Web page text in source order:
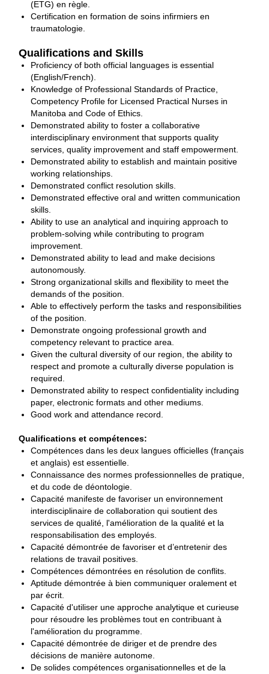
(ETG) en règle.
Certification en formation de soins infirmiers en
traumatologie.
Qualifications and Skills
Proficiency of both official languages is essential
(English/French).
Knowledge of Professional Standards of Practice,
Competency Profile for Licensed Practical Nurses in
Manitoba and Code of Ethics.
Demonstrated ability to foster a collaborative
interdisciplinary environment that supports quality
services, quality improvement and staff empowerment.
Demonstrated ability to establish and maintain positive
working relationships.
Demonstrated conflict resolution skills.
Demonstrated effective oral and written communication
skills.
Ability to use an analytical and inquiring approach to
problem‐solving while contributing to program
improvement.
Demonstrated ability to lead and make decisions
autonomously.
Strong organizational skills and flexibility to meet the
demands of the position.
Able to effectively perform the tasks and responsibilities
of the position.
Demonstrate ongoing professional growth and
competency relevant to practice area.
Given the cultural diversity of our region, the ability to
respect and promote a culturally diverse population is
required.
Demonstrated ability to respect confidentiality including
paper, electronic formats and other mediums.
Good work and attendance record.
Qualifications et compétences:
Compétences dans les deux langues officielles (français
et anglais) est essentielle.
Connaissance des normes professionnelles de pratique,
et du code de déontologie.
Capacité manifeste de favoriser un environnement
interdisciplinaire de collaboration qui soutient des
services de qualité, l'amélioration de la qualité et la
responsabilisation des employés.
Capacité démontrée de favoriser et d’entretenir des
relations de travail positives.
Compétences démontrées en résolution de conflits.
Aptitude démontrée à bien communiquer oralement et
par écrit.
Capacité d'utiliser une approche analytique et curieuse
pour résoudre les problèmes tout en contribuant à
l'amélioration du programme.
Capacité démontrée de diriger et de prendre des
décisions de manière autonome.
De solides compétences organisationnelles et de la